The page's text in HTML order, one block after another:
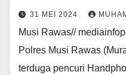
31 MEI 2024
Musi Rawas//
Polres Musi Rawas
terduga pencuri